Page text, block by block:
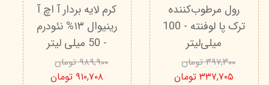
رول مرطوب‌کننده
ترک پا لوفنته - 100
میلی‌لیتر
۳۹۷,۳۰۰ تومان
۳۳۷,۷۰۵ تومان
کرم لایه بردار آ اچ آ
رینیوال ۱۳% نئودرم
- 50 میلی‌ لیتر
۹۸۹,۹۰۰ تومان
۹۱۰,۷۰۸ تومان